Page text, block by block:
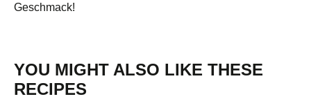
Geschmack!
YOU MIGHT ALSO LIKE THESE
RECIPES